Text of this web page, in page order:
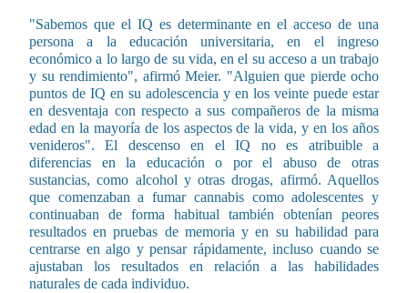
"Sabemos que el IQ es determinante en el acceso de una
persona a la educación universitaria, en el ingreso
económico a lo largo de su vida, en el su acceso a un trabajo
y su rendimiento", afirmó Meier. "Alguien que pierde ocho
puntos de IQ en su adolescencia y en los veinte puede estar
en desventaja con respecto a sus compañeros de la misma
edad en la mayoría de los aspectos de la vida, y en los años
venideros". El descenso en el IQ no es atribuible a
diferencias en la educación o por el abuso de otras
sustancias, como alcohol y otras drogas, afirmó. Aquellos
que comenzaban a fumar cannabis como adolescentes y
continuaban de forma habitual también obtenían peores
resultados en pruebas de memoria y en su habilidad para
centrarse en algo y pensar rápidamente, incluso cuando se
ajustaban los resultados en relación a las habilidades
naturales de cada individuo.